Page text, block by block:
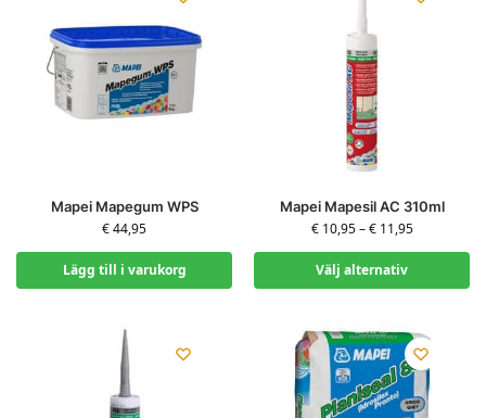
Mapei Mapegum WPS
€44,95
Lägg till i varukorg
Mapei Mapesil AC 310ml
€10,95–€11,95
Välj alternativ